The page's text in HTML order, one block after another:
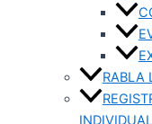
RABLA